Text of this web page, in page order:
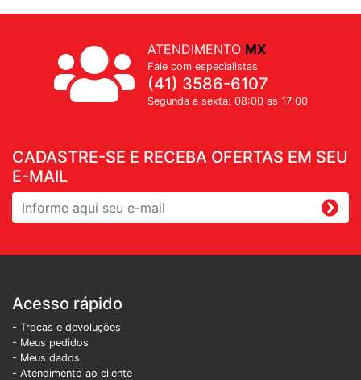
CADASTRE-SE E RECEBA OFERTAS EM SEU
E-MAIL
ATENDIMENTO MX
Fale com especialistas
(41) 3586-6107
Segunda a sexta: 08:00 as 17:00
Acesso rápido
- Trocas e devoluções
- Meus pedidos
- Meus dados
- Atendimento ao cliente